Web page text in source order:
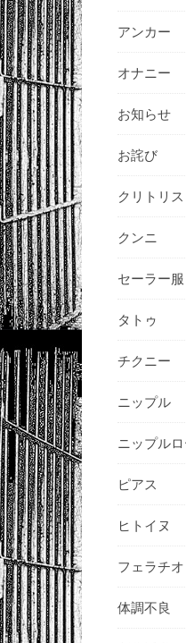
アンカー
オナニー
お知らせ
お詫び
クリトリス
クンニ
セーラー服
タトゥ
チクニー
ニップル
ニップル
ピアス
ヒトイヌ
フェラチオ
体調不良